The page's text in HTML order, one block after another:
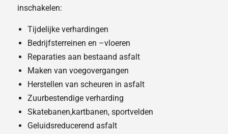
inschakelen:
Tijdelijke verhardingen
Bedrijfsterreinen en –vloeren
Reparaties aan bestaand asfalt
Maken van voegovergangen
Herstellen van scheuren in asfalt
Zuurbestendige verharding
Skatebanen,kartbanen, sportvelden
Geluidsreducerend asfalt